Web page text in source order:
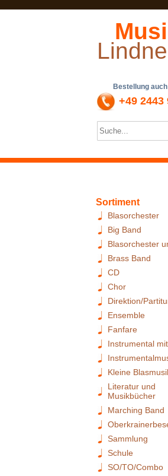
Bestellung auch
+49 2443
Sortiment
Blasorchester
Big Band
Blasorchester
Brass Band
CD
Chor
Direktion/
Ensemble
Fanfare
Instrumental
Kleine
Literatur und
Musikbücher
Marching Band
Sammlung
Schule
SO/TO/Combo